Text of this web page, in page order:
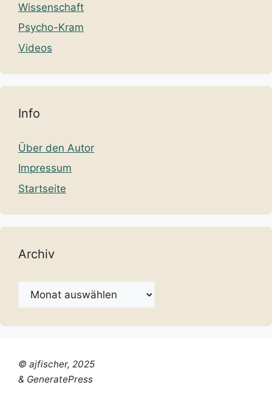
Wissenschaft
Psycho-Kram
Videos
Info
Über den Autor
Impressum
Startseite
Archiv
Archiv
© ajfischer, 2025
& GeneratePress